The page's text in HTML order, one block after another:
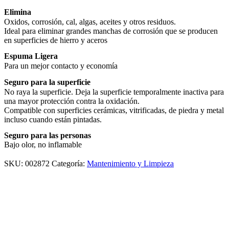
Elimina
Oxidos, corrosión, cal, algas, aceites y otros residuos.
Ideal para eliminar grandes manchas de corrosión que se producen
en superficies de hierro y aceros
Espuma Ligera
Para un mejor contacto y economía
Seguro para la superficie
No raya la superficie. Deja la superficie temporalmente inactiva para
una mayor protección contra la oxidación.
Compatible con superficies cerámicas, vitrificadas, de piedra y metal
incluso cuando están pintadas.
Seguro para las personas
Bajo olor, no inflamable
SKU: 002872 Categoría: Mantenimiento y Limpieza